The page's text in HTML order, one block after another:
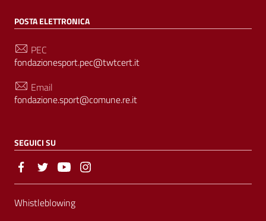
POSTA ELETTRONICA
PEC
fondazionesport.pec@twtcert.it
Email
fondazione.sport@comune.re.it
SEGUICI SU
Sezione Link Utili
Whistleblowing